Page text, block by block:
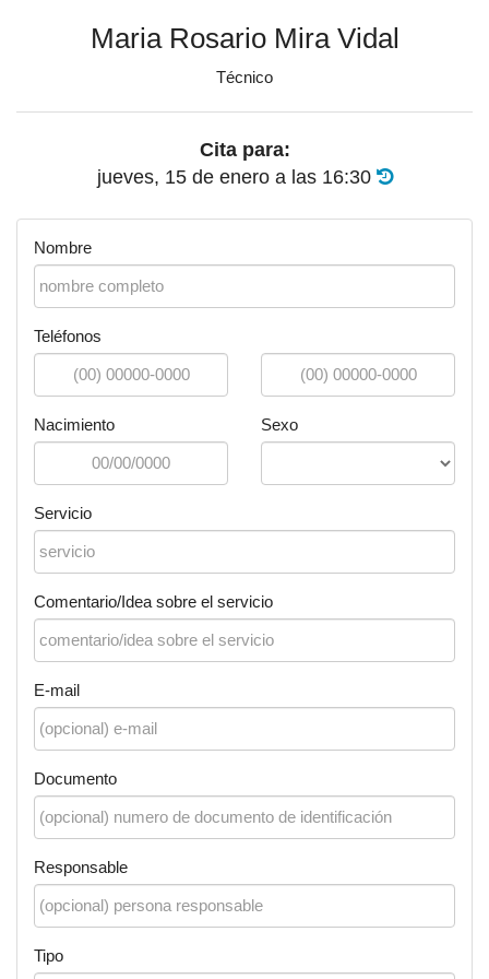
Maria Rosario Mira Vidal
Técnico
Cita para:
jueves, 15 de enero a las 16:30
Nombre
Teléfonos
Nacimiento Sexo
Servicio
Comentario/Idea sobre el servicio
E-mail
Documento
Responsable
Tipo